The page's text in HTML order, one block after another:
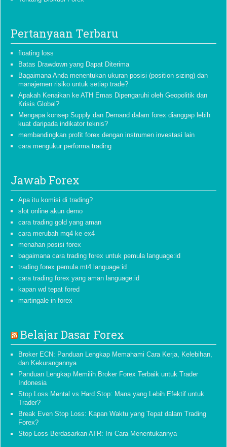
Pertanyaan Terbaru
floating loss
Batas Drawdown yang Dapat Diterima
Bagaimana Anda menentukan ukuran posisi (position sizing) dan
manajemen risiko untuk setiap trade?
Apakah Kenaikan ke ATH Emas Dipengaruhi oleh Geopolitik dan
Krisis Global?
Mengapa konsep Supply dan Demand dalam forex dianggap lebih
kuat daripada indikator teknis?
membandingkan profit forex dengan instrumen investasi lain
cara mengukur performa trading
Jawab Forex
Apa itu komisi di trading?
slot online akun demo
cara trading gold yang aman
cara merubah mq4 ke ex4
menahan posisi forex
bagaimana cara trading forex untuk pemula language:id
trading forex pemula mt4 language:id
cara trading forex yang aman language:id
kapan wd tepat fored
martingale in forex
Belajar Dasar Forex
Broker ECN: Panduan Lengkap Memahami Cara Kerja, Kelebihan,
dan Kekurangannya
Panduan Lengkap Memilih Broker Forex Terbaik untuk Trader
Indonesia
Stop Loss Mental vs Hard Stop: Mana yang Lebih Efektif untuk
Trader?
Break Even Stop Loss: Kapan Waktu yang Tepat dalam Trading
Forex?
Stop Loss Berdasarkan ATR: Ini Cara Menentukannya